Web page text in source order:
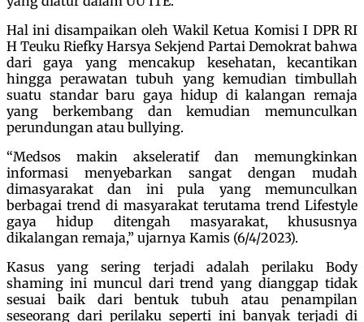
Hal ini disampaikan oleh Wakil Ketua Komisi I DPR RI
H Teuku Riefky Harsya Sekjend Partai Demokrat bahwa
dari gaya yang mencakup kesehatan, kecantikan
hingga perawatan tubuh yang kemudian timbullah
suatu standar baru gaya hidup di kalangan remaja
yang berkembang dan kemudian memunculkan
perundungan atau bullying.
“Medsos makin akseleratif dan memungkinkan
informasi menyebarkan sangat dengan mudah
dimasyarakat dan ini pula yang memunculkan
berbagai trend di masyarakat terutama trend Lifestyle
gaya hidup ditengah masyarakat, khususnya
dikalangan remaja,” ujarnya Kamis (6/4/2023).
Kasus yang sering terjadi adalah perilaku Body
shaming ini muncul dari trend yang dianggap tidak
sesuai baik dari bentuk tubuh atau penampilan
seseorang dari perilaku seperti ini banyak terjadi di